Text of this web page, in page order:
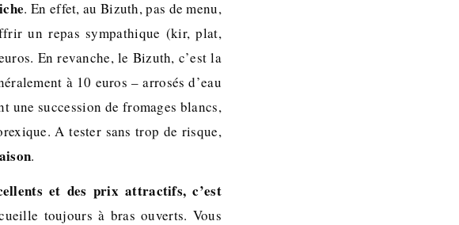
. En effet, au Bizuth, pas de menu,
un repas sympathique (kir, plat,
En revanche, le Bizuth, c’est la
à 10 euros – arrosés d’eau
une succession de fromages blancs,
A tester sans trop de risque,
.
et des prix attractifs, c’est
toujours à bras ouverts. Vous